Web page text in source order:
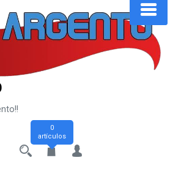
0
artículos